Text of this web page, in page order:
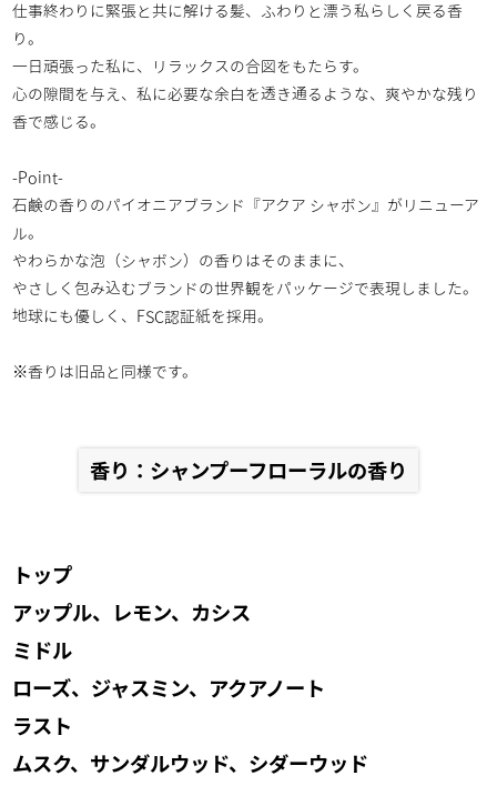
仕事終わりに緊張と共に解ける髪、ふわりと漂う私らしく戻る香
り。
一日頑張った私に、リラックスの合図をもたらす。
心の隙間を与え、私に必要な余白を透き通るような、爽やかな残り
香で感じる。
-Point-
石鹸の香りのパイオニアブランド『アクア シャボン』がリニューア
ル。
やわらかな泡（シャボン）の香りはそのままに、
やさしく包み込むブランドの世界観をパッケージで表現しました。
地球にも優しく、FSC認証紙を採用。
※香りは旧品と同様です。
香り：シャンプーフローラルの香り
トップ
アップル、レモン、カシス
ミドル
ローズ、ジャスミン、アクアノート
ラスト
ムスク、サンダルウッド、シダーウッド